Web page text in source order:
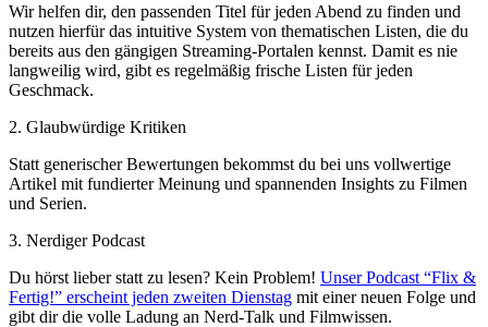
Wir helfen dir, den passenden Titel für jeden Abend zu finden und
nutzen hierfür das intuitive System von thematischen Listen, die du
bereits aus den gängigen Streaming-Portalen kennst. Damit es nie
langweilig wird, gibt es regelmäßig frische Listen für jeden
Geschmack.
2. Glaubwürdige Kritiken
Statt generischer Bewertungen bekommst du bei uns vollwertige
Artikel mit fundierter Meinung und spannenden Insights zu Filmen
und Serien.
3. Nerdiger Podcast
Du hörst lieber statt zu lesen? Kein Problem! Unser Podcast “Flix &
Fertig!” erscheint jeden zweiten Dienstag mit einer neuen Folge und
gibt dir die volle Ladung an Nerd-Talk und Filmwissen.